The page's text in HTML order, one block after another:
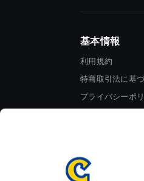
基本情報
利用規約
特商取引法に基
プライバシーポ